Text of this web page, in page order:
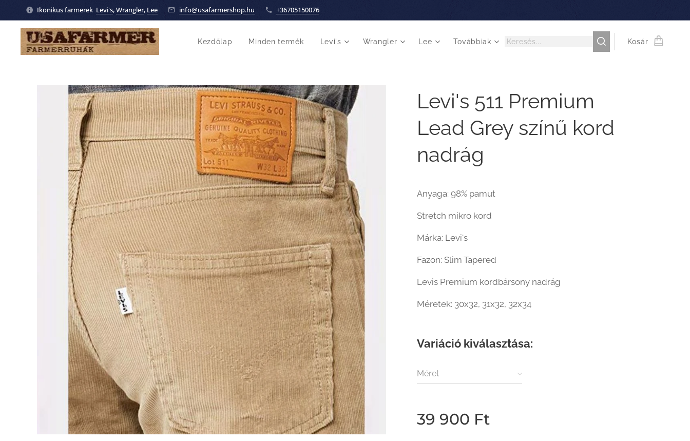
Ikonikus farmerek Levi's,Wrangler, Lee info@usafarmershop.hu +36705150076
Kezdőlap Minden termék Levi's Wrangler Lee Továbbiak Kosár
Levi's 511 Premium
Lead Grey színű kord
nadrág
Anyaga: 98% pamut
Stretch mikro kord
Márka: Levi's
Fazon: Slim Tapered
Levis Premium kordbársony nadrág
Méretek: 30x32, 31x32, 32x34
Variáció kiválasztása:
Méret
39 900 Ft